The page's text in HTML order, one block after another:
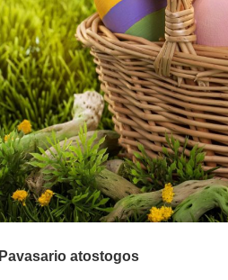
Pavasario atostogos